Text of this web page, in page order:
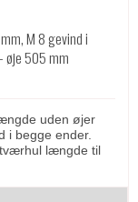
M 8 gevind i
øje 505 mm
uden øjer
i begge ender.
længde til